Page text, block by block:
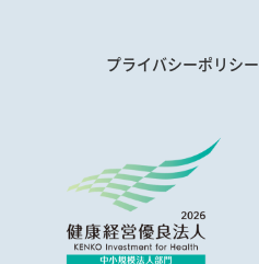
プライバシーポリシー